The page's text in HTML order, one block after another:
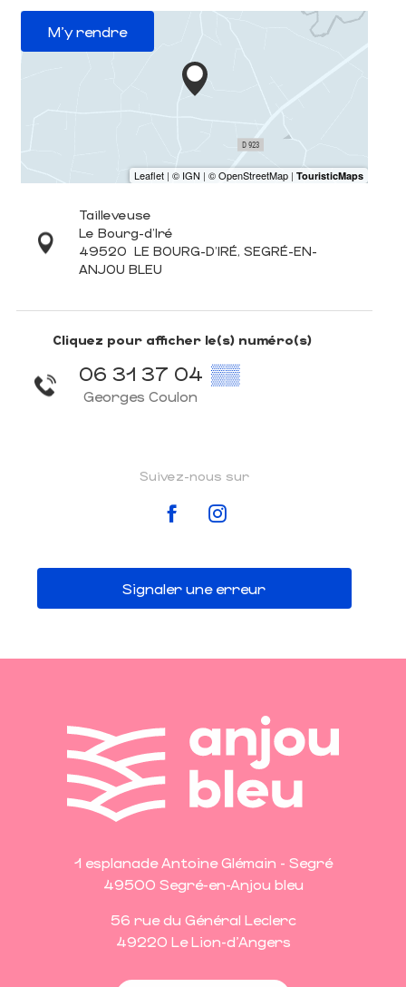
M'y rendre
Tailleveuse
Le Bourg-d'Iré
49520 LE BOURG-D'IRÉ, SEGRÉ-EN-
ANJOU BLEU
Cliquez pour afficher le(s) numéro(s)
06 31 37 04 ▒▒
Georges Coulon
Suivez-nous sur
Signaler une erreur
1 esplanade Antoine Glémain - Segré
49500 Segré-en-Anjou bleu
56 rue du Général Leclerc
49220 Le Lion-d'Angers